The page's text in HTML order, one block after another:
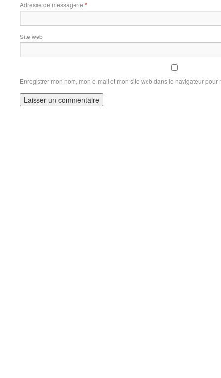
Adresse de messagerie *
Site web
Enregistrer mon nom, mon e-mail et mon site web dans le navigateur pour